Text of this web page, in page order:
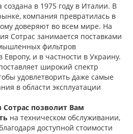
создана в 1975 году в Италии. В
компания превратилась в
доверяют во всем мире. На
Сотрас занимается поставками
фильтров
и в частности в Украину.
широкий спектр
удовлетворить даже самые
в области эксплуатации
позволит Вам
на техническом обслуживании,
доступной стоимости